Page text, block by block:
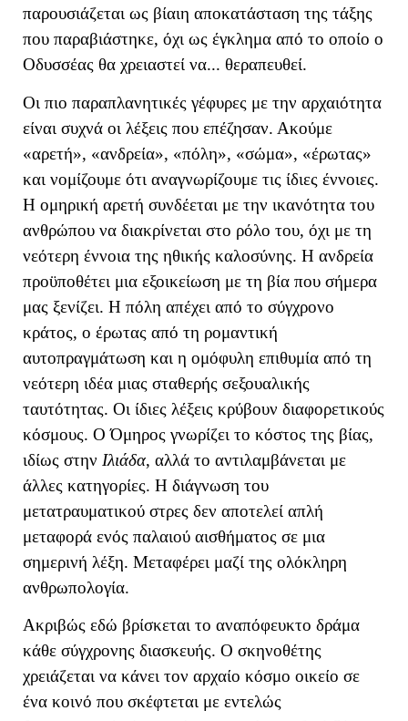
παρουσιάζεται ως βίαιη αποκατάσταση της τάξης
που παραβιάστηκε, όχι ως έγκλημα από το οποίο ο
Οδυσσέας θα χρειαστεί να... θεραπευθεί.
Οι πιο παραπλανητικές γέφυρες με την αρχαιότητα
είναι συχνά οι λέξεις που επέζησαν. Ακούμε
«αρετή», «ανδρεία», «πόλη», «σώμα», «έρωτας»
και νομίζουμε ότι αναγνωρίζουμε τις ίδιες έννοιες.
Η ομηρική αρετή συνδέεται με την ικανότητα του
ανθρώπου να διακρίνεται στο ρόλο του, όχι με τη
νεότερη έννοια της ηθικής καλοσύνης. Η ανδρεία
προϋποθέτει μια εξοικείωση με τη βία που σήμερα
μας ξενίζει. Η πόλη απέχει από το σύγχρονο
κράτος, ο έρωτας από τη ρομαντική
αυτοπραγμάτωση και η ομόφυλη επιθυμία από τη
νεότερη ιδέα μιας σταθερής σεξουαλικής
ταυτότητας. Οι ίδιες λέξεις κρύβουν διαφορετικούς
κόσμους. Ο Όμηρος γνωρίζει το κόστος της βίας,
ιδίως στην Ιλιάδα, αλλά το αντιλαμβάνεται με
άλλες κατηγορίες. Η διάγνωση του
μετατραυματικού στρες δεν αποτελεί απλή
μεταφορά ενός παλαιού αισθήματος σε μια
σημερινή λέξη. Μεταφέρει μαζί της ολόκληρη
ανθρωπολογία.
Ακριβώς εδώ βρίσκεται το αναπόφευκτο δράμα
κάθε σύγχρονης διασκευής. Ο σκηνοθέτης
χρειάζεται να κάνει τον αρχαίο κόσμο οικείο σε
ένα κοινό που σκέφτεται με εντελώς